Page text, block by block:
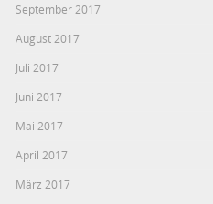
September 2017
August 2017
Juli 2017
Juni 2017
Mai 2017
April 2017
März 2017